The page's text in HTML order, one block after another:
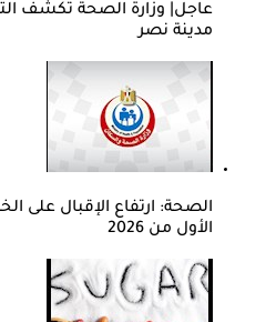
عاجل| وزارة الصحة تكشف
مدينة نصر
الأول من 2026